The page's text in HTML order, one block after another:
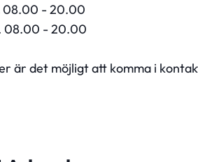
08.00 - 20.00
08.00 - 20.00
är det möjligt att komma i